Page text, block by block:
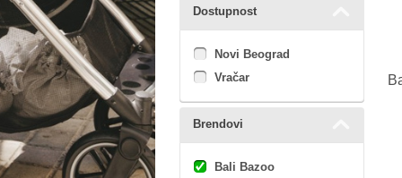
Dostupnost
Novi Beograd
Vračar
Brendovi
Bali Bazoo